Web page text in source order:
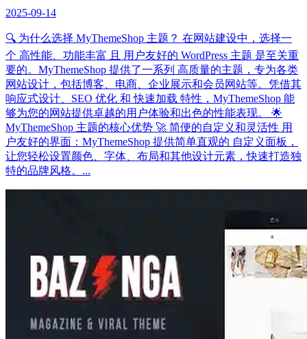
2025-09-14
🔍 为什么选择 MyThemeShop 主题？ 在网站建设中，选择一
个 高性能、功能丰富 且 用户友好的 WordPress 主题 是至关重
要的。MyThemeShop 提供了一系列 高质量的主题，专为各类
网站设计，包括博客、电商、企业展示和会员网站等。凭借其
响应式设计、SEO 优化 和 快速加载 特性，MyThemeShop 能
够为您的网站提供卓越的用户体验和出色的性能表现。 🌟
MyThemeShop 主题的核心优势 🚀 简便的自定义和灵活性 用
户友好的界面：MyThemeShop 提供简单直观的 自定义面板，
让您轻松设置颜色、字体、布局和其他设计元素，快速打造独
特的品牌风格。...